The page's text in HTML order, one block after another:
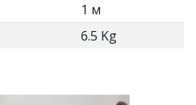
1 м
6.5 Kg